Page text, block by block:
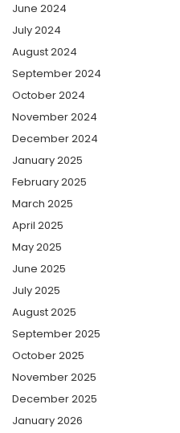
June 2024
July 2024
August 2024
September 2024
October 2024
November 2024
December 2024
January 2025
February 2025
March 2025
April 2025
May 2025
June 2025
July 2025
August 2025
September 2025
October 2025
November 2025
December 2025
January 2026